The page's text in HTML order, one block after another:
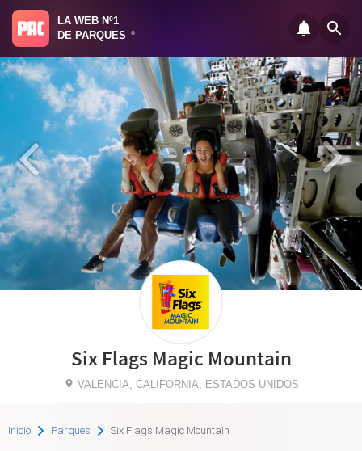
LA WEB Nº1
DE PARQUES
®
Six Flags Magic Mountain
VALENCIA, CALIFORNIA, ESTADOS UNIDOS
Inicio Parques Six Flags Magic Mountain